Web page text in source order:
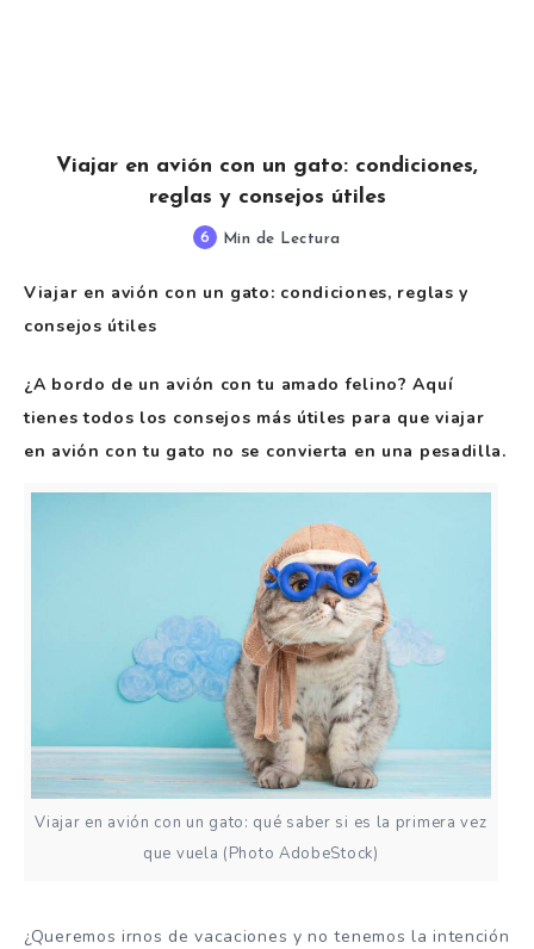
Viajar en avión con un gato: condiciones,
reglas y consejos útiles
6 Min de Lectura
Viajar en avión con un gato: condiciones, reglas y
consejos útiles
¿A bordo de un avión con tu amado felino? Aquí
tienes todos los consejos más útiles para que viajar
en avión con tu gato no se convierta en una pesadilla.
Viajar en avión con un gato: qué saber si es la primera vez
que vuela (Photo AdobeStock)
¿Queremos irnos de vacaciones y no tenemos la intención